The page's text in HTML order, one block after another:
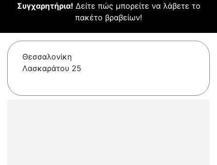
Συγχαρητήρια! Δείτε πώς μπορείτε να λάβετε το
πακέτο βραβείων!
Θεσσαλονίκη
Λασκαράτου 25